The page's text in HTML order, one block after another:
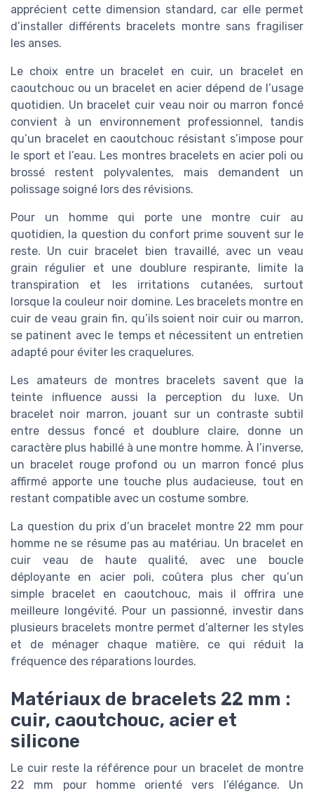
apprécient cette dimension standard, car elle permet
d’installer différents bracelets montre sans fragiliser
les anses.
Le choix entre un bracelet en cuir, un bracelet en
caoutchouc ou un bracelet en acier dépend de l’usage
quotidien. Un bracelet cuir veau noir ou marron foncé
convient à un environnement professionnel, tandis
qu’un bracelet en caoutchouc résistant s’impose pour
le sport et l’eau. Les montres bracelets en acier poli ou
brossé restent polyvalentes, mais demandent un
polissage soigné lors des révisions.
Pour un homme qui porte une montre cuir au
quotidien, la question du confort prime souvent sur le
reste. Un cuir bracelet bien travaillé, avec un veau
grain régulier et une doublure respirante, limite la
transpiration et les irritations cutanées, surtout
lorsque la couleur noir domine. Les bracelets montre en
cuir de veau grain fin, qu’ils soient noir cuir ou marron,
se patinent avec le temps et nécessitent un entretien
adapté pour éviter les craquelures.
Les amateurs de montres bracelets savent que la
teinte influence aussi la perception du luxe. Un
bracelet noir marron, jouant sur un contraste subtil
entre dessus foncé et doublure claire, donne un
caractère plus habillé à une montre homme. À l’inverse,
un bracelet rouge profond ou un marron foncé plus
affirmé apporte une touche plus audacieuse, tout en
restant compatible avec un costume sombre.
La question du prix d’un bracelet montre 22 mm pour
homme ne se résume pas au matériau. Un bracelet en
cuir veau de haute qualité, avec une boucle
déployante en acier poli, coûtera plus cher qu’un
simple bracelet en caoutchouc, mais il offrira une
meilleure longévité. Pour un passionné, investir dans
plusieurs bracelets montre permet d’alterner les styles
et de ménager chaque matière, ce qui réduit la
fréquence des réparations lourdes.
Matériaux de bracelets 22 mm :
cuir, caoutchouc, acier et
silicone
Le cuir reste la référence pour un bracelet de montre
22 mm pour homme orienté vers l’élégance. Un